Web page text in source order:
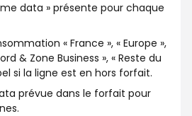
data » présente pour chaque
« France », « Europe »,
& Zone Business », « Reste du
si la ligne est en hors forfait.
prévue dans le forfait pour